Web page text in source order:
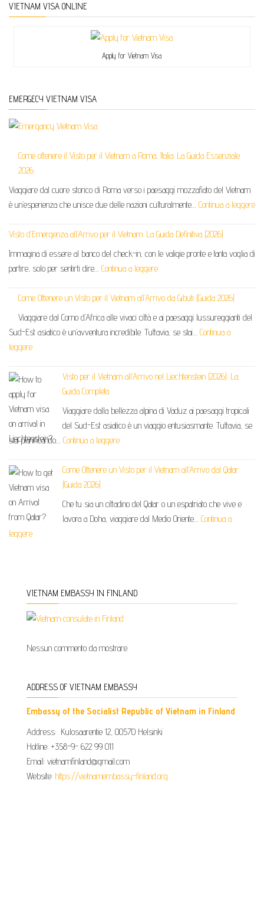
VIETNAM VISA ONLINE
Apply for Vietnam Visa
EMERGECY VIETNAM VISA
Come ottenere il Visto per il Vietnam a Roma, Italia: La Guida Essenziale
2026
Viaggiare dal cuore storico di Roma verso i paesaggi mozzafiato del Vietnam
è un’esperienza che unisce due delle nazioni culturalmente… Continua a leggere
Visto d’Emergenza all’Arrivo per il Vietnam: La Guida Definitiva (2026)
Immagina di essere al banco del check-in, con le valigie pronte e tanta voglia di
partire, solo per sentirti dire… Continua a leggere
Come Ottenere un Visto per il Vietnam all’Arrivo da Gibuti (Guida 2026)
Viaggiare dal Corno d’Africa alle vivaci città e ai paesaggi lussureggianti del
Sud-Est asiatico è un’avventura incredibile. Tuttavia, se stai… Continua a
leggere
Visto per il Vietnam all’Arrivo nel Liechtenstein (2026): La
Guida Completa
Viaggiare dalla bellezza alpina di Vaduz ai paesaggi tropicali
del Sud-Est asiatico è un viaggio entusiasmante. Tuttavia, se
stai pianificando… Continua a leggere
Come Ottenere un Visto per il Vietnam all’Arrivo dal Qatar
(Guida 2026)
Che tu sia un cittadino del Qatar o un espatriato che vive e
lavora a Doha, viaggiare dal Medio Oriente… Continua a
leggere
VIETNAM EMBASSY IN FINLAND
Nessun commento da mostrare.
ADDRESS OF VIETNAM EMBASSY
Embassy of the Socialist Republic of Vietnam in Finland
Address: Kulosaarentie 12, 00570 Helsinki
Hotline: +358-9- 622 99 011​​
Email: vietnamfinland@gmail.com
Website: https://vietnamembassy-finland.org